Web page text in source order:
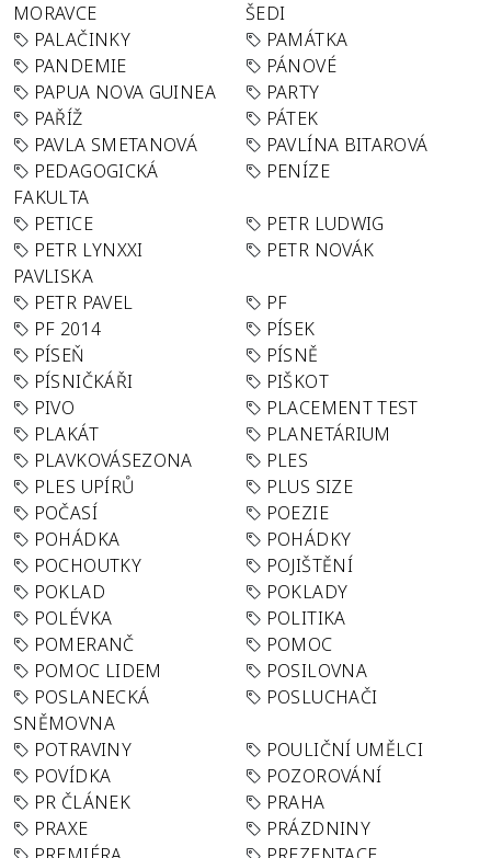
MORAVCE
ŠEDI
PALAČINKY
PAMÁTKA
PANDEMIE
PÁNOVÉ
PAPUA NOVA GUINEA
PARTY
PAŘÍŽ
PÁTEK
PAVLA SMETANOVÁ
PAVLÍNA BITAROVÁ
PEDAGOGICKÁ
FAKULTA
PENÍZE
PETICE
PETR LUDWIG
PETR LYNXXI
PAVLISKA
PETR NOVÁK
PETR PAVEL
PF
PF 2014
PÍSEK
PÍSEŇ
PÍSNĚ
PÍSNIČKÁŘI
PIŠKOT
PIVO
PLACEMENT TEST
PLAKÁT
PLANETÁRIUM
PLAVKOVÁSEZONA
PLES
PLES UPÍRŮ
PLUS SIZE
POČASÍ
POEZIE
POHÁDKA
POHÁDKY
POCHOUTKY
POJIŠTĚNÍ
POKLAD
POKLADY
POLÉVKA
POLITIKA
POMERANČ
POMOC
POMOC LIDEM
POSILOVNA
POSLANECKÁ
SNĚMOVNA
POSLUCHAČI
POTRAVINY
POULIČNÍ UMĚLCI
POVÍDKA
POZOROVÁNÍ
PR ČLÁNEK
PRAHA
PRAXE
PRÁZDNINY